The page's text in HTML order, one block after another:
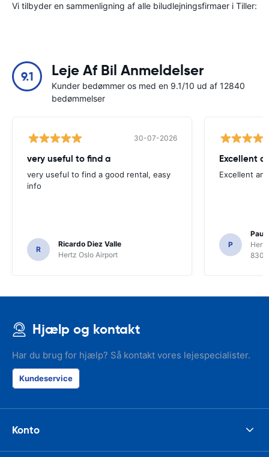
Vi tilbyder en sammenligning af alle biludlejningsfirmaer i Tiller:
9.1 Leje Af Bil Anmeldelser
Kunder bedømmer os med en 9.1/10 ud af 12840
bedømmelser
30-07-2026
very useful to find a
very useful to find a good rental, easy
info
R
Ricardo Diez Valle
Hertz Oslo Airport
Excellent
Excellent
P
Paul
8300
Hjælp og kontakt
Har du brug for hjælp? Så kontakt vores lejespecialister.
Kundeservice
Konto